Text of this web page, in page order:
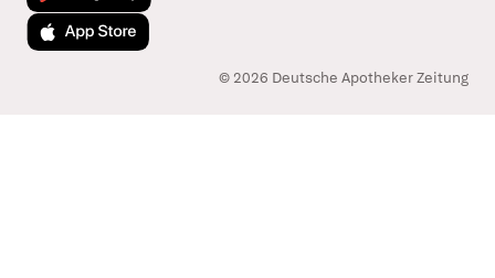
Laden im App Store
© 2026 Deutsche Apotheker Zeitung